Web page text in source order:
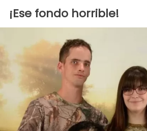
¡Ese fondo horrible!